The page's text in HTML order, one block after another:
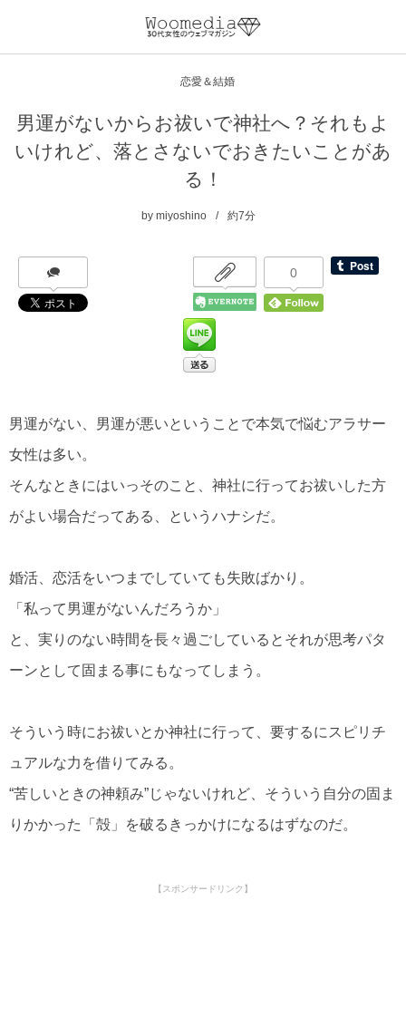
恋愛＆結婚
男運がないからお祓いで神社へ？それもよ
いけれど、落とさないでおきたいことがあ
る！
by miyoshino 約7分
0
男運がない、男運が悪いということで本気で悩むアラサー
女性は多い。
そんなときにはいっそのこと、神社に行ってお祓いした方
がよい場合だってある、というハナシだ。
婚活、恋活をいつまでしていても失敗ばかり。
「私って男運がないんだろうか」
と、実りのない時間を長々過ごしているとそれが思考パタ
ーンとして固まる事にもなってしまう。
そういう時にお祓いとか神社に行って、要するにスピリチ
ュアルな力を借りてみる。
“苦しいときの神頼み”じゃないけれど、そういう自分の固ま
りかかった「殻」を破るきっかけになるはずなのだ。
【スポンサードリンク】